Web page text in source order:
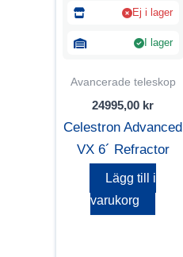
Ej i lager
I lager
Avancerade teleskop
24995,00 kr
Celestron Advanced
VX 6´ Refractor
Lägg till i
varukorg